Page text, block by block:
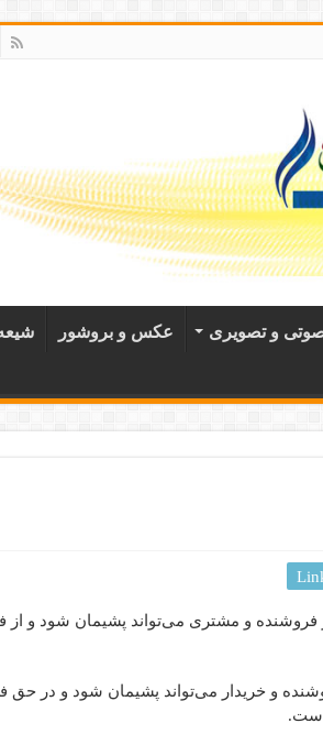
و تصویری عکس و بروشور
فروشنده و مشتری می‌‌تواند پشیمان شود و از
و خریدار می‌‌تواند پشیمان شود و در حق